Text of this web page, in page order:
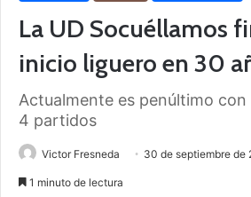
La UD Socuéllamos
inicio liguero en 30
Actualmente es penúltimo
4 partidos
Victor Fresneda 30 de septiembre de
1 minuto de lectura